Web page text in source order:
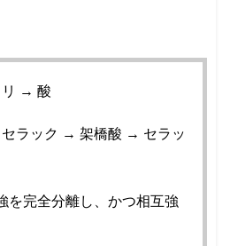
リ → 酸
ラック → 架橋酸 → セラッ
を完全分離し、かつ相互強